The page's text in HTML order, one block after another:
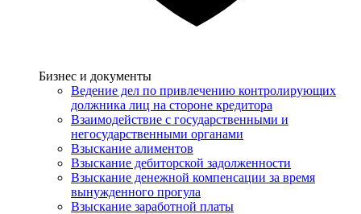
Услуги
Бизнес и документы
Ведение дел по привлечению контролирующих
должника лиц на стороне кредитора
Взаимодействие с государственными и
негосударственными органами
Взыскание алиментов
Взыскание дебиторской задолженности
Взыскание денежной компенсации за время
вынужденного прогула
Взыскание заработной платы